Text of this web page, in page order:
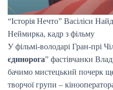
“Історія Нечто” Васіліси
Неймирка, кадр з фільму
У фільмі-володарі Гран-прі
єдинорога” фастівчанки
бачимо мистецький почерк
творчої групи –